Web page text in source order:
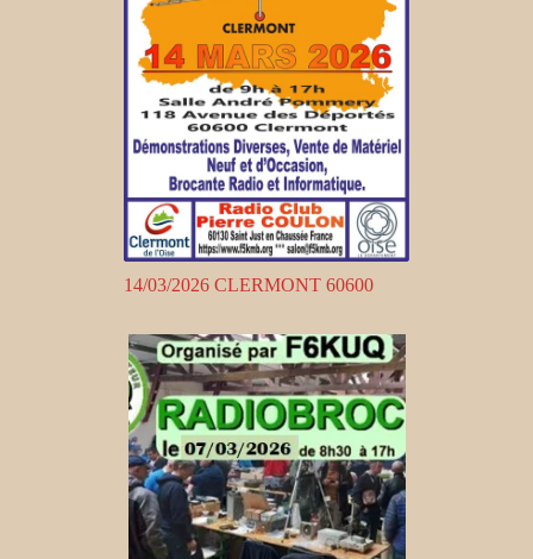
14/03/2026 CLERMONT 60600